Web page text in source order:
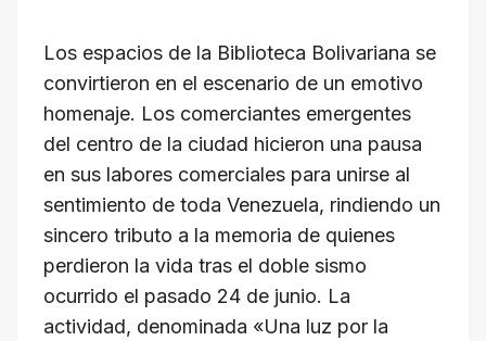
p
p
o
o
k
m s
n
k
​Los espacios de la Biblioteca Bolivariana se
convirtieron en el escenario de un emotivo
homenaje. Los comerciantes emergentes
del centro de la ciudad hicieron una pausa
en sus labores comerciales para unirse al
sentimiento de toda Venezuela, rindiendo un
sincero tributo a la memoria de quienes
perdieron la vida tras el doble sismo
ocurrido el pasado 24 de junio. La
actividad, denominada «Una luz por la